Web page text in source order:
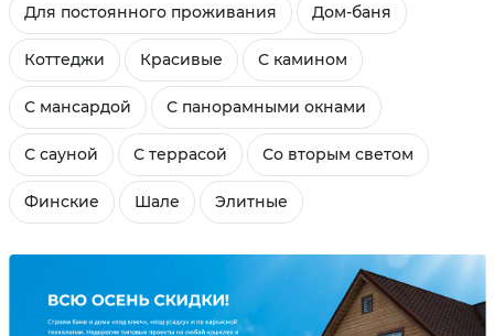
Для постоянного проживания Дом-баня
Коттеджи Красивые С камином
С мансардой С панорамными окнами
С сауной С террасой Со вторым светом
Финские Шале Элитные